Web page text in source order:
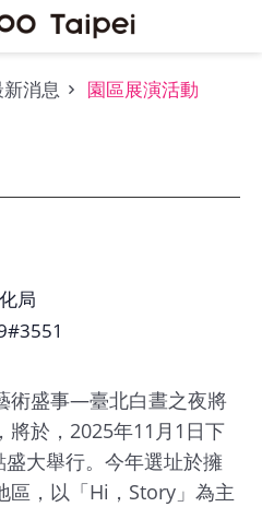
消息 園區展演活動
局
術盛事—臺北白晝之夜將
將於，2025年11月1日下
大舉行。今年選址於擁
區，以「Hi，Story」為主